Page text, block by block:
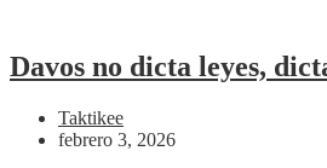
Davos no dicta leyes,
Taktikee
febrero 3, 2026